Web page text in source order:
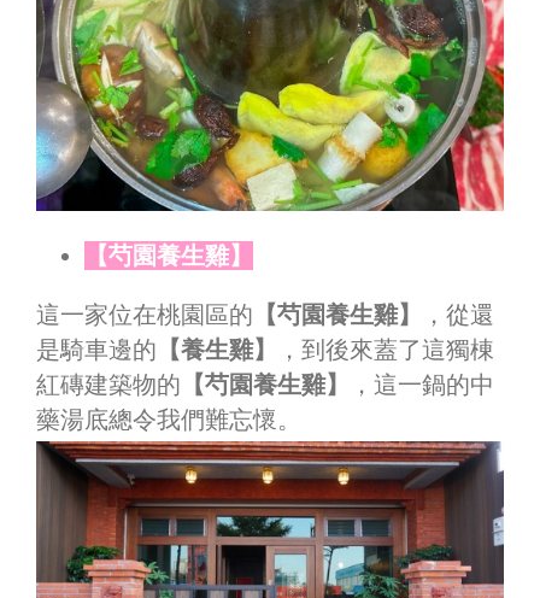
【芍園養生雞】
這一家位在桃園區的 【芍園養生雞】
，從還
是騎車邊的 【養生雞】
，到後來蓋了這獨棟
紅磚建築物的 【芍園養生雞】
，這一鍋的中
藥湯底總令我們難忘懷。